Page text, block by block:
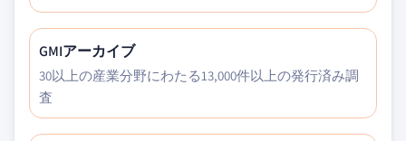
GMIアーカイブ
30以上の産業分野にわたる13,000件以上の発行済み調
査